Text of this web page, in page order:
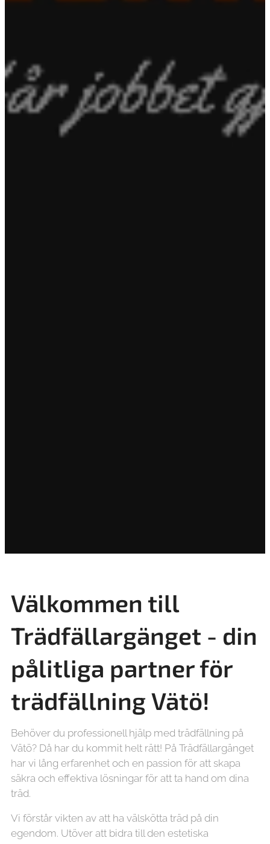
Välkommen till
Trädfällargänget - din
pålitliga partner för
trädfällning Vätö!
Behöver du professionell hjälp med trädfällning på
Vätö? Då har du kommit helt rätt! På Trädfällargänget
har vi lång erfarenhet och en passion för att skapa
säkra och effektiva lösningar för att ta hand om dina
träd.
Vi förstår vikten av att ha välskötta träd på din
egendom. Utöver att bidra till den estetiska